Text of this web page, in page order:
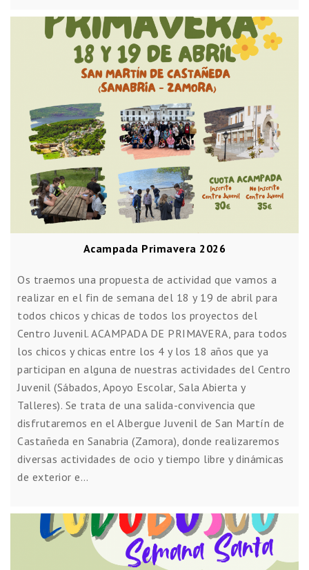
Acampada Primavera 2026
Os traemos una propuesta de actividad que vamos a
realizar en el fin de semana del 18 y 19 de abril para
todos chicos y chicas de todos los proyectos del
Centro Juvenil. ACAMPADA DE PRIMAVERA, para todos
los chicos y chicas entre los 4 y los 18 años que ya
participan en alguna de nuestras actividades del Centro
Juvenil (Sábados, Apoyo Escolar, Sala Abierta y
Talleres). Se trata de una salida-convivencia que
disfrutaremos en el Albergue Juvenil de San Martín de
Castañeda en Sanabria (Zamora), donde realizaremos
diversas actividades de ocio y tiempo libre y dinámicas
de exterior e…